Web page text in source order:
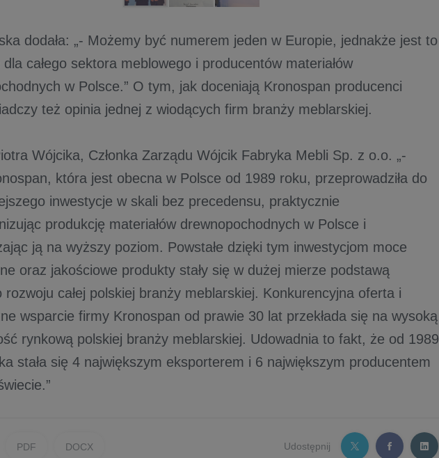
dodała: „- Możemy być numerem jeden w Europie, jednakże jest to
całego sektora meblowego i producentów materiałów
w Polsce.” O tym, jak doceniają Kronospan producenci
też opinia jednej z wiodących firm branży meblarskiej.
Wójcika, Członka Zarządu Wójcik Fabryka Mebli Sp. z o.o. „-
która jest obecna w Polsce od 1989 roku, przeprowadziła do
inwestycje w skali bez precedensu, praktycznie
produkcję materiałów drewnopochodnych w Polsce i
ją na wyższy poziom. Powstałe dzięki tym inwestycjom moce
oraz jakościowe produkty stały się w dużej mierze podstawą
rozwoju całej polskiej branży meblarskiej. Konkurencyjna oferta i
wsparcie firmy Kronospan od prawie 30 lat przekłada się na wysoką
rynkową polskiej branży meblarskiej. Udowadnia to fakt, że od 1989
stała się 4 największym eksporterem i 6 największym producentem
PDF DOCX Udostępnij